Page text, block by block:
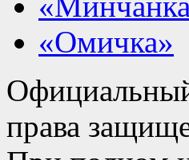
«Омичка»
права